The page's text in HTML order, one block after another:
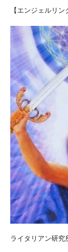
【エンジェルリン
ライタリアン研